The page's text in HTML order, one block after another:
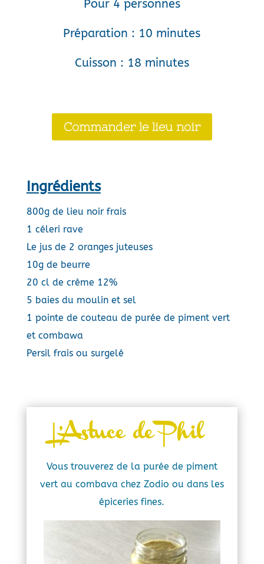
Pour 4 personnes
Préparation : 10 minutes
Cuisson : 18 minutes
Commander le lieu noir
Ingrédients
800g de lieu noir frais
1 céleri rave
Le jus de 2 oranges juteuses
10g de beurre
20 cl de crème 12%
5 baies du moulin et sel
1 pointe de couteau de purée de piment vert
et combawa
Persil frais ou surgelé
L’Astuce de Phil
Vous trouverez de la purée de piment
vert au combava chez Zodio ou dans les
épiceries fines.